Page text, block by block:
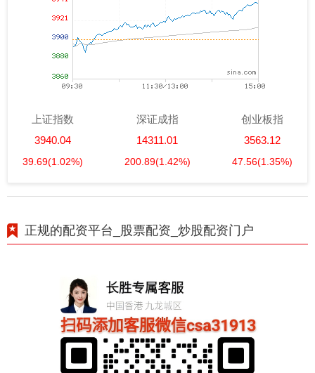
上证指数
3940.04
39.69(1.02%)
深证成指
14311.01
200.89(1.42%)
创业板指
3563.12
47.56(1.35%)
正规的配资平台_股票配资_炒股配资门户